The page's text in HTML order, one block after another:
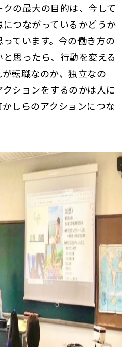
の最大の目的は、今して
つながっているかどうか
ています。今の働き方の
思ったら、行動を変える
転職なのか、独立なの
ションをするのかは人に
しらのアクションにつな